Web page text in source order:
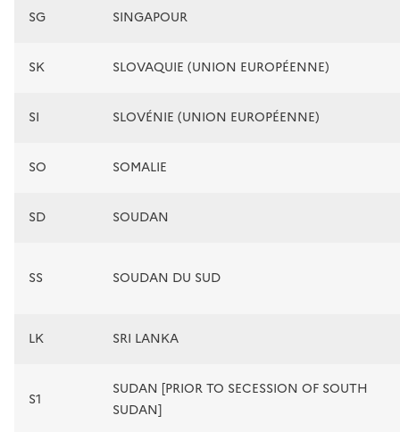
SG SINGAPOUR
SK SLOVAQUIE (UNION EUROPÉENNE)
SI SLOVÉNIE (UNION EUROPÉENNE)
SO SOMALIE
SD SOUDAN
SS SOUDAN DU SUD
LK SRI LANKA
S1
SUDAN [PRIOR TO SECESSION OF SOUTH
SUDAN]